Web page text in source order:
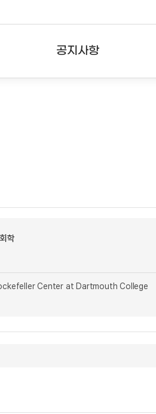
공지사항
학
Center at Dartmouth College